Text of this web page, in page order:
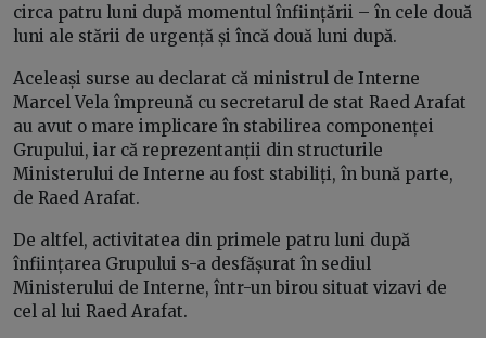
circa patru luni după momentul înființării – în cele două
luni ale stării de urgență și încă două luni după.
Aceleași surse au declarat că ministrul de Interne
Marcel Vela împreună cu secretarul de stat Raed Arafat
au avut o mare implicare în stabilirea componenței
Grupului, iar că reprezentanții din structurile
Ministerului de Interne au fost stabiliți, în bună parte,
de Raed Arafat.
De altfel, activitatea din primele patru luni după
înființarea Grupului s-a desfășurat în sediul
Ministerului de Interne, într-un birou situat vizavi de
cel al lui Raed Arafat.